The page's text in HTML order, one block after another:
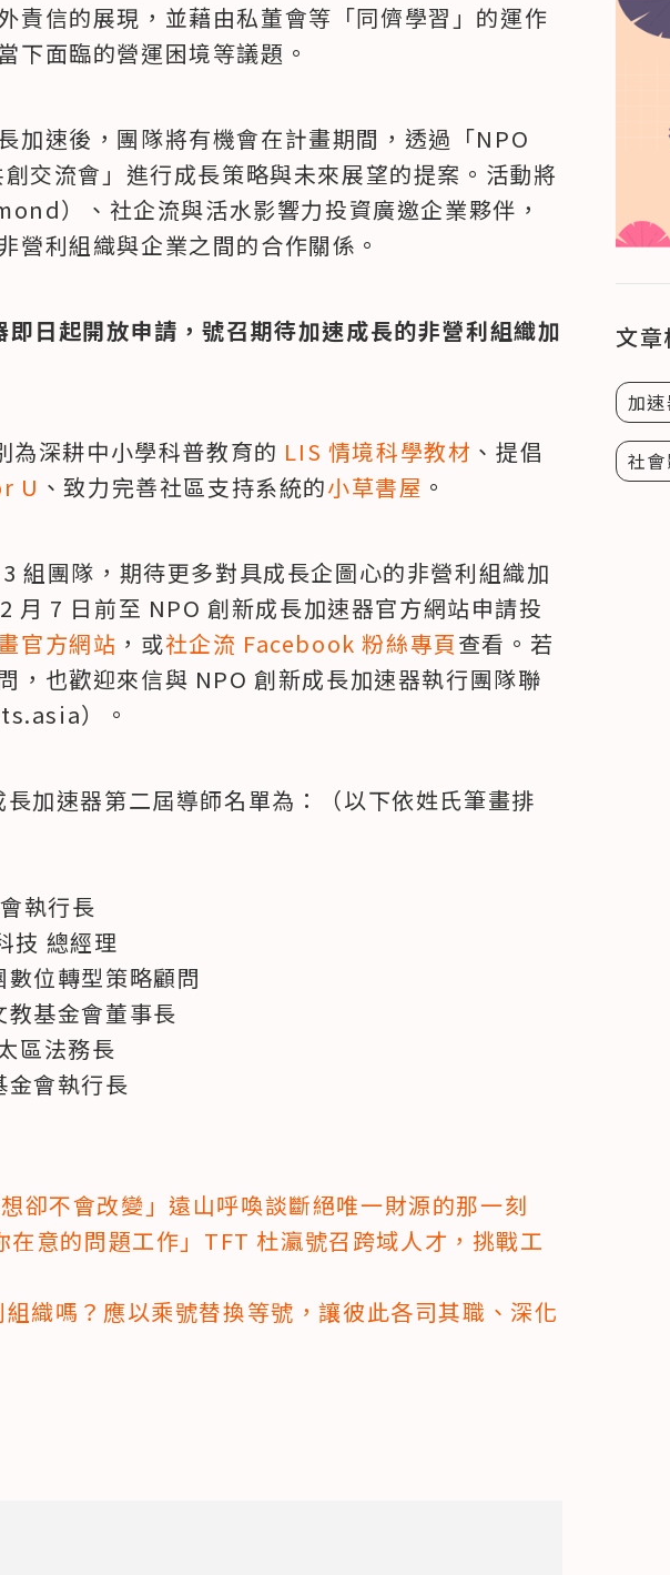
責信的展現，並藉由私董會等「同儕學習」的運作
下面臨的營運困境等議題。
加速後，團隊將有機會在計畫期間，透過「NPO
交流會」進行成長策略與未來展望的提案。活動將
）、社企流與活水影響力投資廣邀企業夥伴，
營利組織與企業之間的合作關係。
日起開放申請，號召期待加速成長的非營利組織加
為深耕中小學科普教育的 LIS 情境科學教材 、提倡
U 、致力完善社區支持系統的小草書屋 。
組團隊，期待更多對具成長企圖心的非營利組織加
月 7 日前至 NPO 創新成長加速器官方網站申請投
官方網站 ，或社企流 Facebook 粉絲專頁查看。若
，也歡迎來信與 NPO 創新成長加速器執行團隊聯
）。
長加速器第二屆導師名單為：（以下依姓氏筆畫排
執行長
技 總經理
數位轉型策略顧問
教基金會董事長
區法務長
金會執行長
想卻不會改變」遠山呼喚談斷絕唯一財源的那一刻
在意的問題工作」TFT 杜瀛號召跨域人才，挑戰工
織嗎？應以乘號替換等號，讓彼此各司其職、深化
文章
加
社